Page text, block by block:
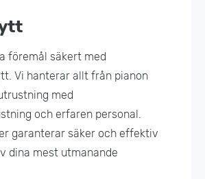
föremål säkert med
Vi hanterar allt från pianon
med
och erfaren personal.
garanterar säker och effektiv
dina mest utmanande